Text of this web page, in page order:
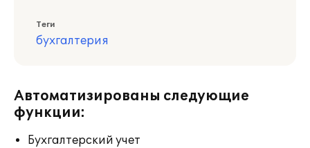
Теги
бухгалтерия
Автоматизированы следующие
функции:
Бухгалтерский учет